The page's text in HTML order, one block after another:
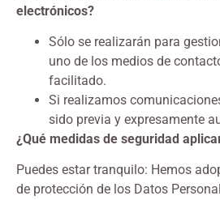
electrónicos?
Sólo se realizarán para
uno de los medios de
facilitado.
Si realizamos
sido previa y expresamente
¿Qué medidas de seguridad
Puedes estar tranquilo: Hemos
de protección de los Datos